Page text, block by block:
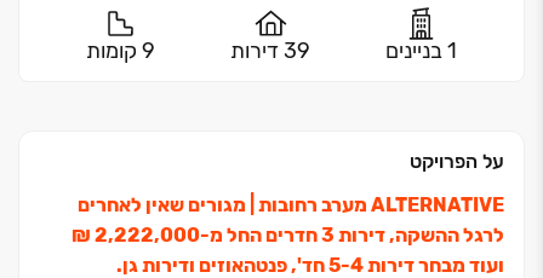
1 בניינים 39 דירות 9 קומות
על הפרויקט
ALTERNATIVE מערב רחובות ‏| מגורים שאין לאחרים
לרגל ההשקה, דירות 3 חדרים החל מ-2,222,000 ₪
ועוד מבחר דירות 5-4 חד', פנטהאוזים ודירות גן.